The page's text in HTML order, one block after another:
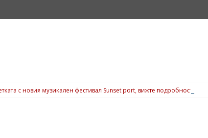
с новия музикален фестивал Sunset port, вижте подробности